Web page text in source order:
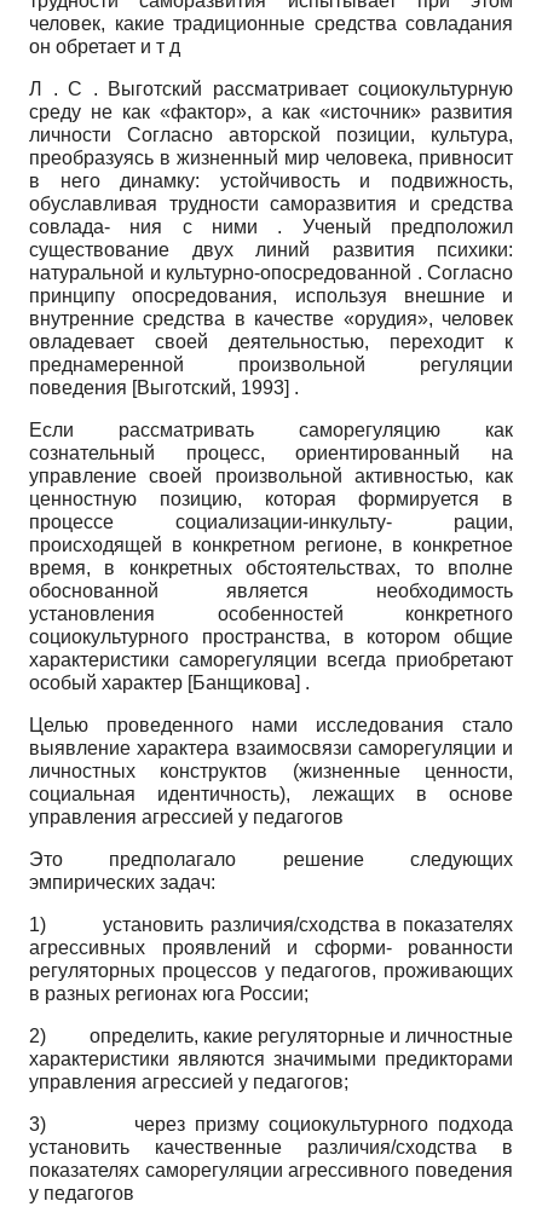
человек, какие традиционные средства совладания
он обретает и т д
Л . С . Выготский рассматривает социокультурную
среду не как «фактор», а как «источник» развития
личности Согласно авторской позиции, культура,
преобразуясь в жизненный мир человека, привносит
в него динамку: устойчивость и подвижность,
обуславливая трудности саморазвития и средства
совлада- ния с ними . Ученый предположил
существование двух линий развития психики:
натуральной и культурно-опосредованной . Согласно
принципу опосредования, используя внешние и
внутренние средства в качестве «орудия», человек
овладевает своей деятельностью, переходит к
преднамеренной произвольной регуляции
поведения [Выготский, 1993] .
Если рассматривать саморегуляцию как
сознательный процесс, ориентированный на
управление своей произвольной активностью, как
ценностную позицию, которая формируется в
процессе социализации-инкульту- рации,
происходящей в конкретном регионе, в конкретное
время, в конкретных обстоятельствах, то вполне
обоснованной является необходимость
установления особенностей конкретного
социокультурного пространства, в котором общие
характеристики саморегуляции всегда приобретают
особый характер [Банщикова] .
Целью проведенного нами исследования стало
выявление характера взаимосвязи саморегуляции и
личностных конструктов (жизненные ценности,
социальная идентичность), лежащих в основе
управления агрессией у педагогов
Это предполагало решение следующих
эмпирических задач:
1)
установить различия/сходства в показателях
агрессивных проявлений и сформи- рованности
регуляторных процессов у педагогов, проживающих
в разных регионах юга России;
2)
определить, какие регуляторные и личностные
характеристики являются значимыми предикторами
управления агрессией у педагогов;
3)
через призму социокультурного подхода
установить качественные различия/сходства в
показателях саморегуляции агрессивного поведения
у педагогов